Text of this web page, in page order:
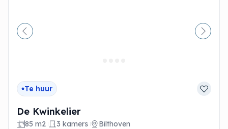
Vorige
Te huur
De Kwinkelier
85 m2 3 kamers
Bilthoven